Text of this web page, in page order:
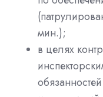
мин.);
в целях